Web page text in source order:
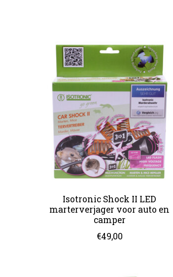
Isotronic Shock II LED
marterverjager voor auto en
camper
€49,00